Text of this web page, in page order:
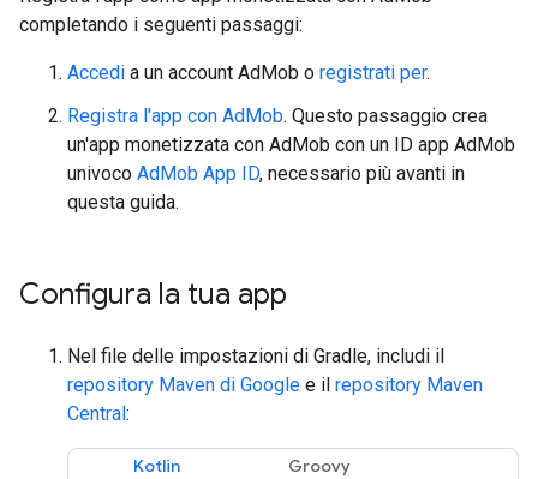
completando i seguenti passaggi:
Accedi a un account AdMob o registrati per.
Registra l'app con AdMob. Questo passaggio crea
un'app monetizzata con AdMob con un ID app AdMob
univoco AdMob App ID, necessario più avanti in
questa guida.
Configura la tua app
Nel file delle impostazioni di Gradle, includi il
repository Maven di Google e il repository Maven
Central:
Kotlin Groovy